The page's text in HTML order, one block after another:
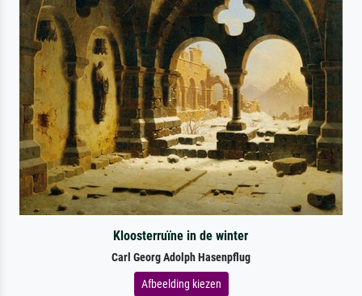
Kloosterruïne in de winter
Carl Georg Adolph Hasenpflug
Afbeelding kiezen